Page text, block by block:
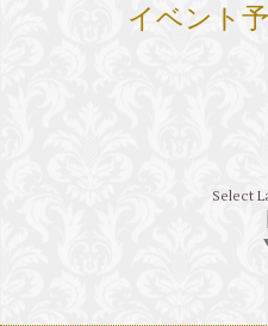
イベント
Select